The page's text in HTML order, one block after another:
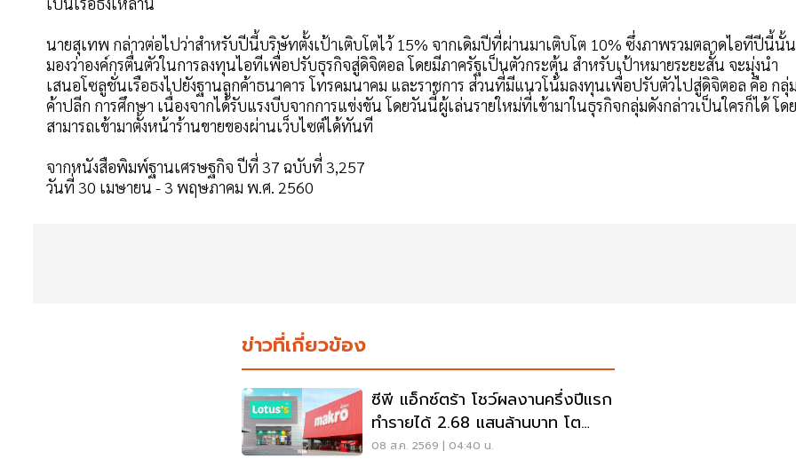
นายสุเทพ กล่าวต่อไปว่าสำหรับปีนี้บริษัทตั้งเป้าเติบโตไว้ 15% จากเดิมปีที่ผ่านมาเติบโต 10% ซึ่งภาพรวมตลาดไอทีปีนี้นั้น
มองว่าองค์กรตื่นตัวในการลงทุนไอทีเพื่อปรับธุรกิจสู่ดิจิตอล โดยมีภาครัฐเป็นตัวกระตุ้น สำหรับเป้าหมายระยะสั้น จะมุ่งนำ
เสนอโซลูชั่นเรือธงไปยังฐานลูกค้าธนาคาร โทรคมนาคม และราชการ ส่วนที่มีแนวโน้มลงทุนเพื่อปรับตัวไปสู่ดิจิตอล คือ กลุ่ม
ค้าปลีก การศึกษา เนื่องจากได้รับแรงบีบจากการแข่งขัน โดยวันนี้ผู้เล่นรายใหม่ที่เข้ามาในธุรกิจกลุ่มดังกล่าวเป็นใครก็ได้ โดย
สามารถเข้ามาตั้งหน้าร้านขายของผ่านเว็บไซต์ได้ทันที
จากหนังสือพิมพ์ฐานเศรษฐกิจ ปีที่ 37 ฉบับที่ 3,257
วันที่ 30 เมษายน - 3 พฤษภาคม พ.ศ. 2560
ข่าวที่เกี่ยวข้อง
ซีพี แอ็กซ์ตร้า โชว์ผลงานครึ่งปีแรก
ทำรายได้ 2.68 แสนล้านบาท โต
3.6%
08 ส.ค. 2569 | 04:40 น.